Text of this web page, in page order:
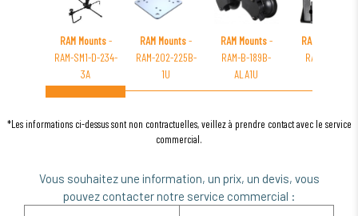
RAM Mounts-
RAM-SM1-D-234-
3A
RAM Mounts-
RAM-202-225B-
1U
RAM Mounts-
RAM-B-189B-
ALA1U
RAM Mounts
RAM-B-166-
*Les informations ci-dessus sont non contractuelles, veillez à prendre contact avec le service
commercial.
Vous souhaitez une information, un prix, un devis, vous
pouvez contacter notre service commercial :